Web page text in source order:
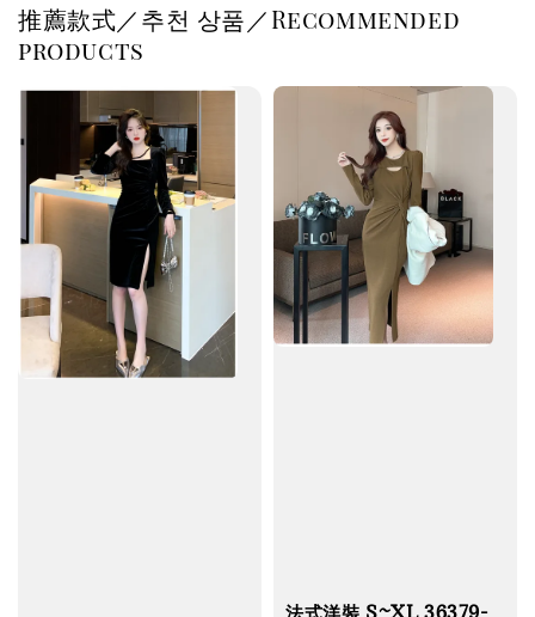
推薦款式／추천 상품／Recommended
products
法式洋裝 S~XL 36379-